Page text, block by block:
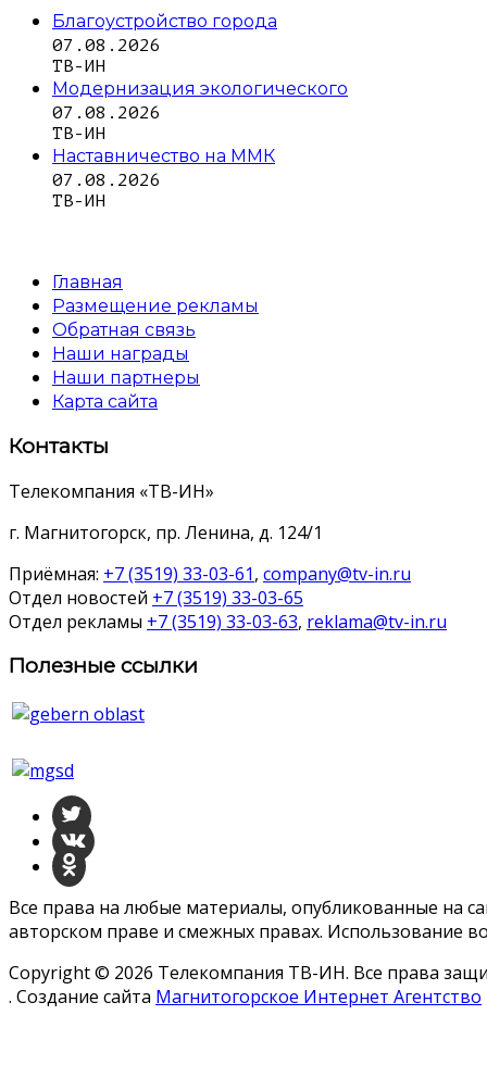
Благоустройство города
07.08.2026
ТВ-ИН
Модернизация экологического
07.08.2026
ТВ-ИН
Наставничество на ММК
07.08.2026
ТВ-ИН
Главная
Размещение рекламы
Обратная связь
Наши награды
Наши партнеры
Карта сайта
Контакты
Телекомпания «ТВ-ИН»
г. Магнитогорск, пр. Ленина, д. 124/1
Приёмная: +7 (3519) 33-03-61, company@tv-in.ru
Отдел новостей +7 (3519) 33-03-65
Отдел рекламы +7 (3519) 33-03-63, reklama@tv-in.ru
Полезные ссылки
Все права на любые материалы, опубликованные на
авторском праве и смежных правах. Использование
Copyright © 2026 Телекомпания ТВ-ИН. Все права
. Создание сайта Магнитогорское Интернет Агентство